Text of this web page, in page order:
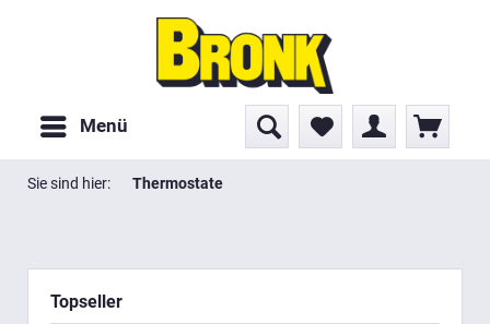
Menü
Sie sind hier: Thermostate
Topseller